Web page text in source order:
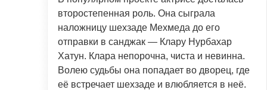
второстепенная роль. Она сыграла
наложницу шехзаде Мехмеда до его
отправки в санджак — Клару Нурбахар
Хатун. Клара непорочна, чиста и невинна.
Волею судьбы она попадает во дворец, где
её встречает шехзаде и влюбляется в неё.